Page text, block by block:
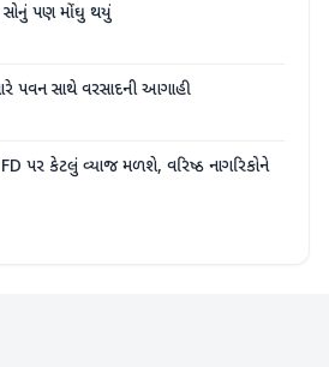
સોનું પણ મોંઘુ થયું
પવન સાથે વરસાદની આગાહી
પર કેટલું વ્યાજ મળશે, વરિષ્ઠ નાગરિકોને